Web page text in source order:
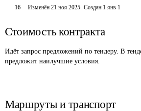
16 Изменён21 ноя 2025. Создан 1 янв 1
Стоимость контракта
Идёт запрос предложений по тендеру. В
предложит наилучшие условия.
Маршруты и транспорт